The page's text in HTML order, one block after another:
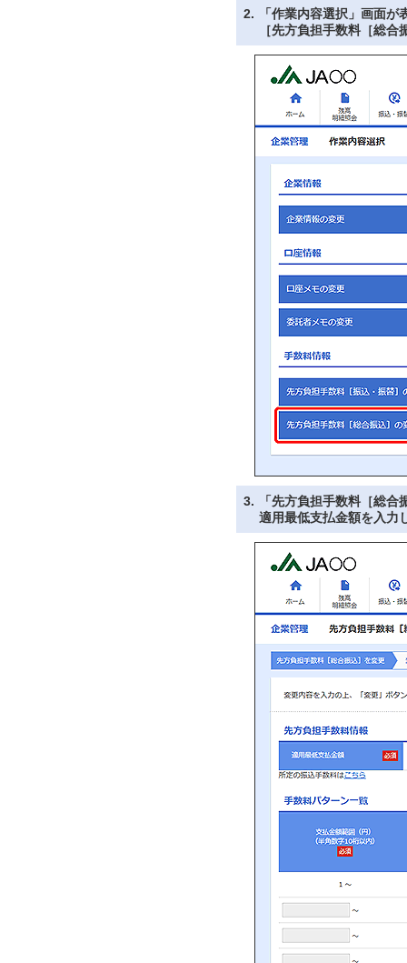
2.
「作業内容選択」画面が
［先方負担手数料［総
3.
「先方負担手数料［総
適用最低支払金額を入力